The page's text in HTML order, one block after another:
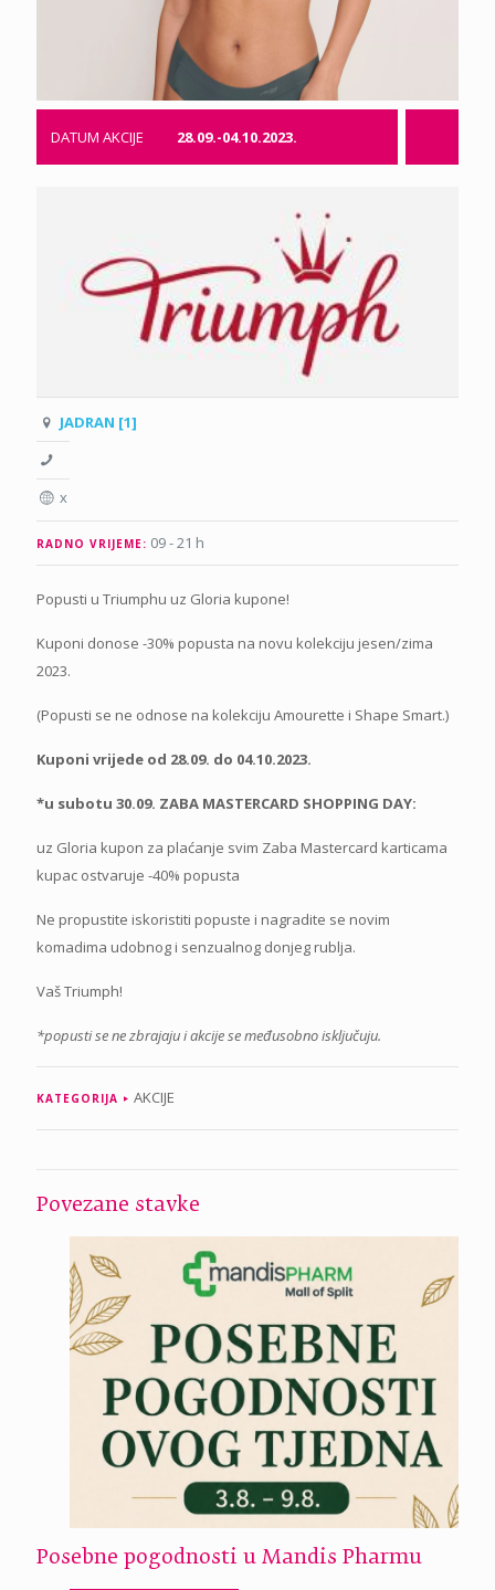
DATUM AKCIJE 28.09.-04.10.2023.
JADRAN [1]
x
RADNO VRIJEME: 09 - 21 h
Popusti u Triumphu uz Gloria kupone!
Kuponi donose -30% popusta na novu kolekciju jesen/zima
2023.
(Popusti se ne odnose na kolekciju Amourette i Shape Smart.)
Kuponi vrijede od 28.09. do 04.10.2023.
*u subotu 30.09. ZABA MASTERCARD SHOPPING DAY:
uz Gloria kupon za plaćanje svim Zaba Mastercard karticama
kupac ostvaruje -40% popusta
Ne propustite iskoristiti popuste i nagradite se novim
komadima udobnog i senzualnog donjeg rublja.
Vaš Triumph!
*popusti se ne zbrajaju i akcije se međusobno isključuju.
KATEGORIJA AKCIJE
Povezane stavke
Posebne pogodnosti u Mandis Pharmu